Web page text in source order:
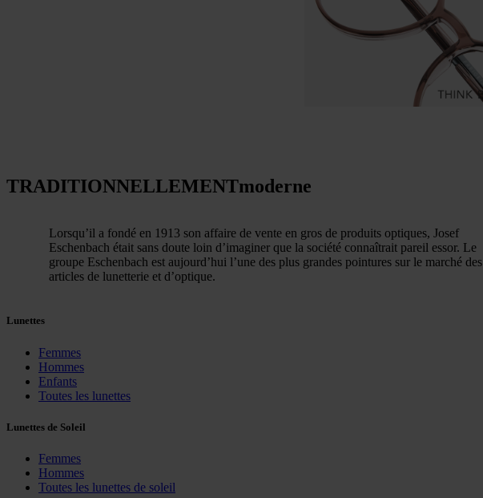
TRADITIONNELLEMENTmoderne
Lorsqu’il a fondé en 1913 son affaire de vente en gros de produits optiques, Josef
Eschenbach était sans doute loin d’imaginer que la société connaîtrait pareil essor. Le
groupe Eschenbach est aujourd’hui l’une des plus grandes pointures sur le marché des
articles de lunetterie et d’optique.
Lunettes
Femmes
Hommes
Enfants
Toutes les lunettes
Lunettes de Soleil
Femmes
Hommes
Toutes les lunettes de soleil